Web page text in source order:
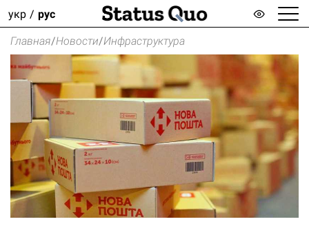
укр рус
Главная/Новости/Инфраструктура